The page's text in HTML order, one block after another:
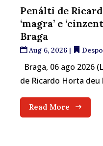
Penálti de
‘magra’ e
Braga
Aug 6, 2026 |
Braga, 06 ago 2026
de Ricardo Horta
Read More